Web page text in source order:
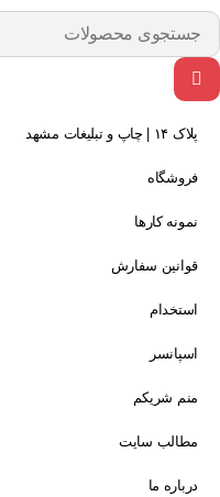
پلاک ۱۴ | چاپ و تبلیغات مشهد
فروشگاه
نمونه کارها
قوانین سفارش
استخدام
اسپانسر
منم شریکم
مطالب سایت
درباره ما